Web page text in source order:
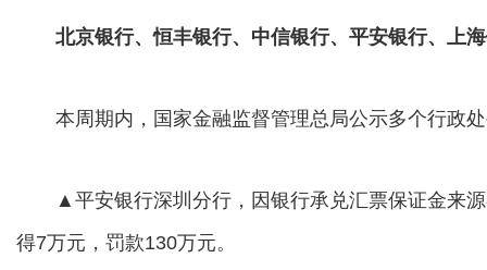
北京银行、恒丰银行、中信银行、平安银行、上
本周期内，国家金融监督管理总局公示多个行政处
▲平安银行深圳分行，因银行承兑汇票保证金来源
得7万元，罚款130万元。